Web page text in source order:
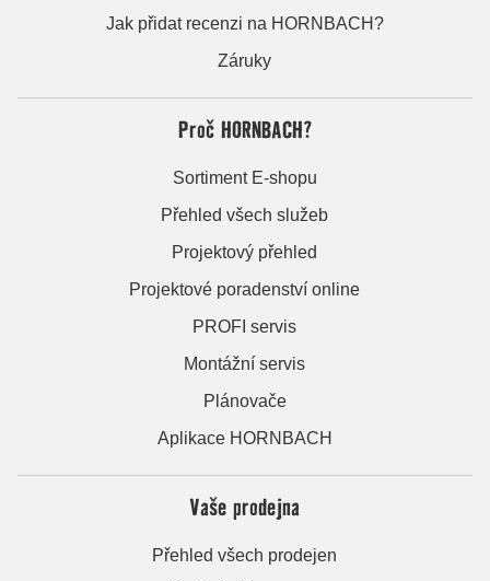
Jak přidat recenzi na HORNBACH?
Záruky
Proč HORNBACH?
Sortiment E-shopu
Přehled všech služeb
Projektový přehled
Projektové poradenství online
PROFI servis
Montážní servis
Plánovače
Aplikace HORNBACH
Vaše prodejna
Přehled všech prodejen